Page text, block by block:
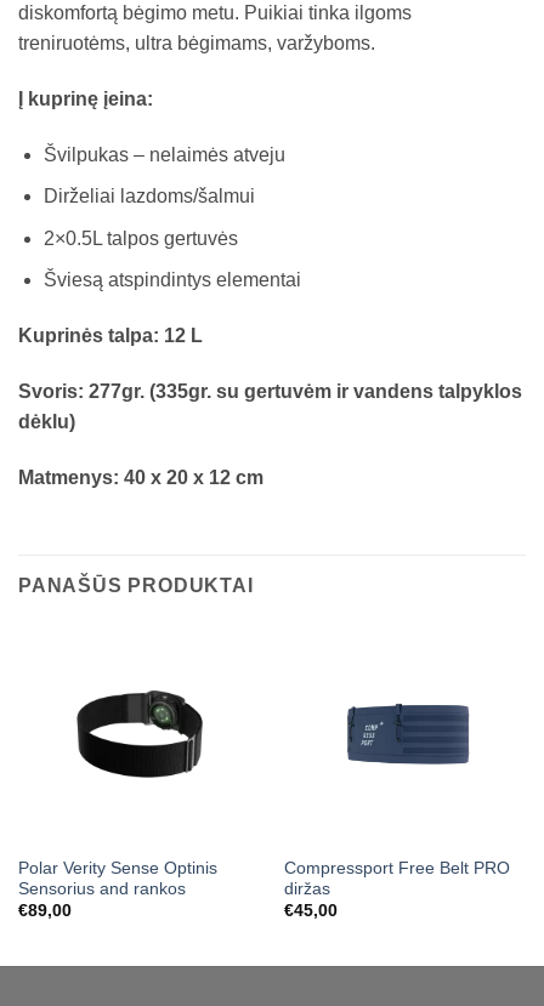
diskomfortą bėgimo metu. Puikiai tinka ilgoms
treniruotėms, ultra bėgimams, varžyboms.
Į kuprinę įeina:
Švilpukas – nelaimės atveju
Dirželiai lazdoms/šalmui
2×0.5L talpos gertuvės
Šviesą atspindintys elementai
Kuprinės talpa: 12 L
Svoris: 277gr. (335gr. su gertuvėm ir vandens talpyklos
dėklu)
Matmenys: 40 x 20 x 12 cm
PANAŠŪS PRODUKTAI
Polar Verity Sense Optinis
Sensorius and rankos
€89,00
Compressport Free Belt PRO
diržas
€45,00